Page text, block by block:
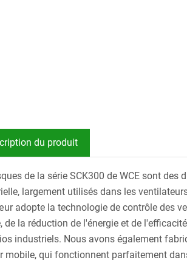
du produit
de la série SCK300 de WCE sont
largement utilisés dans les
adopte la technologie de contrôle des
de la réduction de l'énergie et de
industriels. Nous avons également
mobile, qui fonctionnent parfaitement